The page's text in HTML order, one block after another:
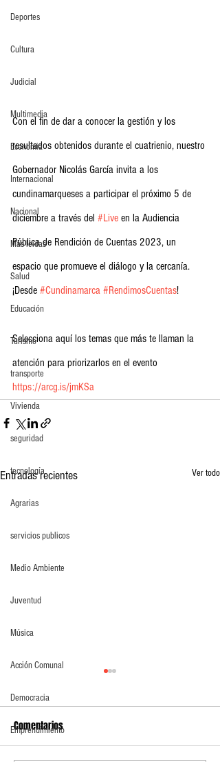
Deportes
Cultura
Judicial
Multimedia
Economia
Internacional
Nacional
Más leídas
Salud
Educación
Turismo
transporte
Vivienda
seguridad
tecnología
Agrarias
servicios publicos
Medio Ambiente
Juventud
Música
Acción Comunal
Democracia
Emprendimiento
Con el fin de dar a conocer la gestión y los
resultados obtenidos durante el cuatrienio, nuestro
Gobernador Nicolás García invita a los
cundinamarqueses a participar el próximo 5 de
diciembre a través del #Live en la Audiencia
Pública de Rendición de Cuentas 2023, un
espacio que promueve el diálogo y la cercanía.
¡Desde #Cundinamarca #RendimosCuentas!
Selecciona aquí los temas que más te llaman la
atención para priorizarlos en el evento
https://arcg.is/jmKSa
Entradas recientes Ver todo
Comentarios